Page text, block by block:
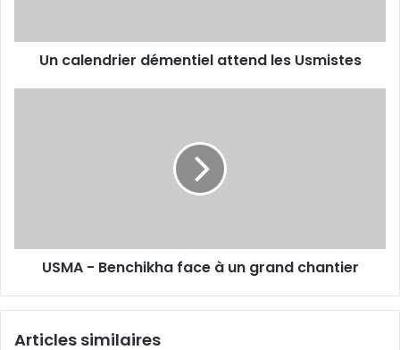
Un calendrier démentiel attend les Usmistes
USMA - Benchikha face à un grand chantier
Articles similaires